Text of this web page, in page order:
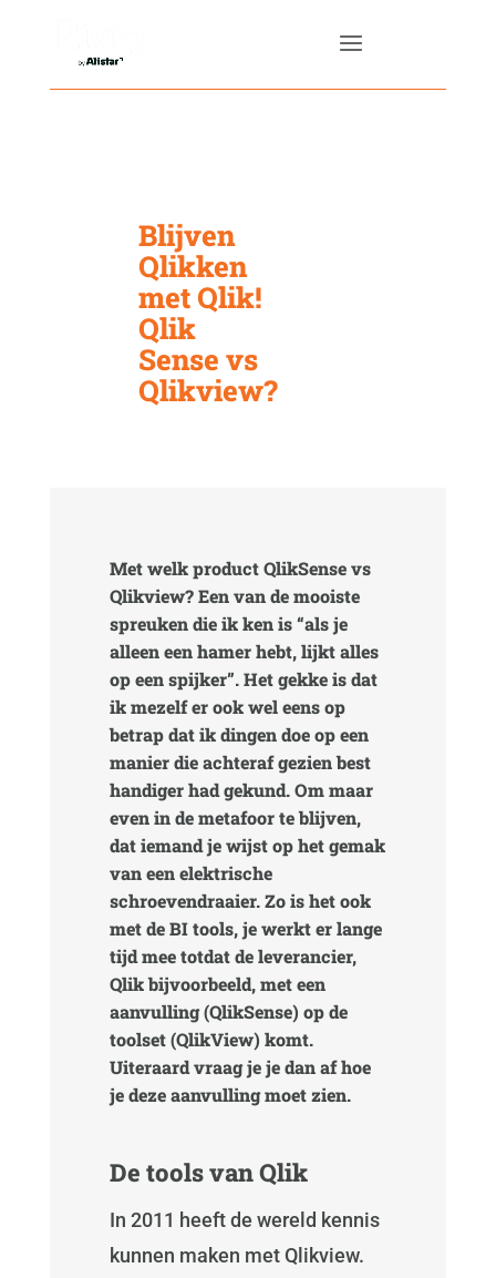
Blijven
Qlikken
met Qlik!
Qlik
Sense vs
Qlikview?
Met welk product QlikSense vs
Qlikview? Een van de mooiste
spreuken die ik ken is “als je
alleen een hamer hebt, lijkt alles
op een spijker”. Het gekke is dat
ik mezelf er ook wel eens op
betrap dat ik dingen doe op een
manier die achteraf gezien best
handiger had gekund. Om maar
even in de metafoor te blijven,
dat iemand je wijst op het gemak
van een elektrische
schroevendraaier. Zo is het ook
met de BI tools, je werkt er lange
tijd mee totdat de leverancier,
Qlik bijvoorbeeld, met een
aanvulling (QlikSense) op de
toolset (QlikView) komt.
Uiteraard vraag je je dan af hoe
je deze aanvulling moet zien.
De tools van Qlik
In 2011 heeft de wereld kennis
kunnen maken met Qlikview.